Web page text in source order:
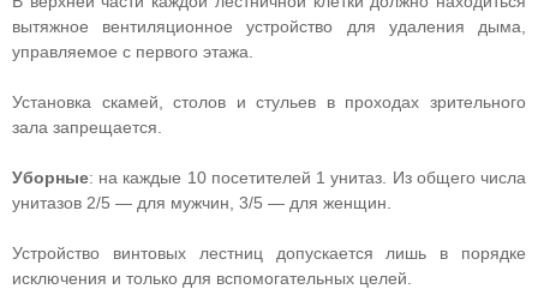
вытяжное вентиляционное устройство для удаления дыма,
управляемое с первого этажа.
Установка скамей, столов и стульев в проходах зрительного
зала запрещается.
Уборные: на каждые 10 посетителей 1 унитаз. Из общего числа
унитазов 2/5 — для мужчин, 3/5 — для женщин.
Устройство винтовых лестниц допускается лишь в порядке
исключения и только для вспомогательных целей.